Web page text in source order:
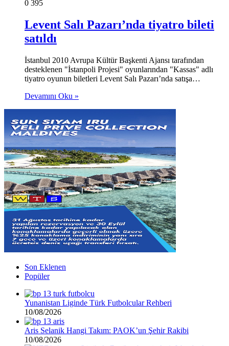
0 395
Levent Salı Pazarı’nda tiyatro bileti
satıldı
İstanbul 2010 Avrupa Kültür Başkenti Ajansı tarafından
desteklenen "İstanpoli Projesi" oyunlarından "Kassas" adlı
tiyatro oyunun biletleri Levent Salı Pazarı’nda satışa…
Devamını Oku »
Son Eklenen
Popüler
Yunanistan Liginde Türk Futbolcular Rehberi
10/08/2026
Aris Selanik Hangi Takım: PAOK’un Şehir Rakibi
10/08/2026